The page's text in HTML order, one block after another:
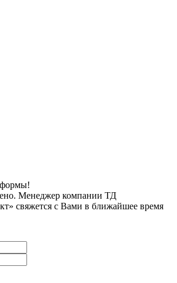
формы!
Менеджер компании ТД
свяжется с Вами в ближайшее время